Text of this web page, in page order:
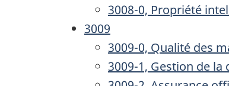
3008-0, Propriété
3009
3009-0, Qualité des
3009-1, Gestion de la